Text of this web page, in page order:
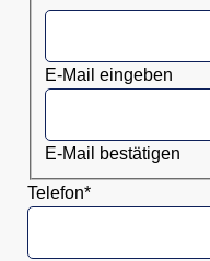
E-Mail eingeben
E-Mail bestätigen
Telefon*